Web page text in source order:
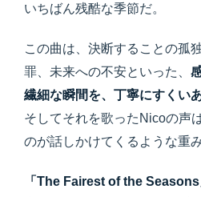
いちばん残酷な季節だ。
この曲は、決断することの孤
罪、未来への不安といった、
繊細な瞬間を、丁寧にすくい
そしてそれを歌ったNicoの声
のが話しかけてくるような重
「The Fairest of the